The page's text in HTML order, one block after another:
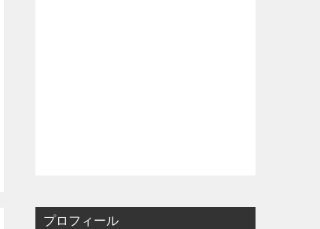
プロフィール